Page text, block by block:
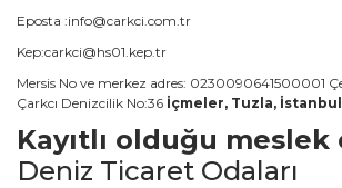
Eposta :info@carkci.com.tr
Kep:carkci@hs01.kep.tr
Mersis No ve merkez adres: 0230090641500001
Çarkcı Denizcilik No:36 İçmeler, Tuzla, İstanbul
Kayıtlı olduğu meslek
Deniz Ticaret Odaları